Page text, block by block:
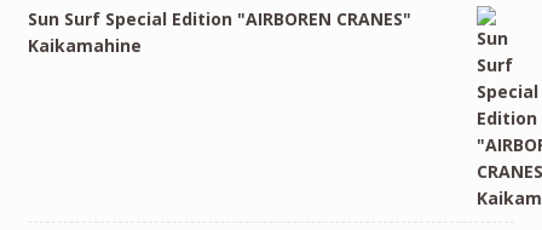
Sun Surf Special Edition "AIRBOREN CRANES"
Kaikamahine